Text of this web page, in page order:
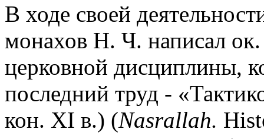
В ходе своей
монахов Н. Ч. написал
церковной дисциплины,
последний труд -
кон. XI в.) (Nasrallah.